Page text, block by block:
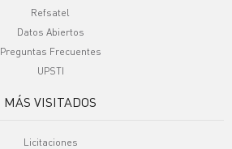
Refsatel
Datos Abiertos
Preguntas Frecuentes
UPSTI
MÁS VISITADOS
Licitaciones